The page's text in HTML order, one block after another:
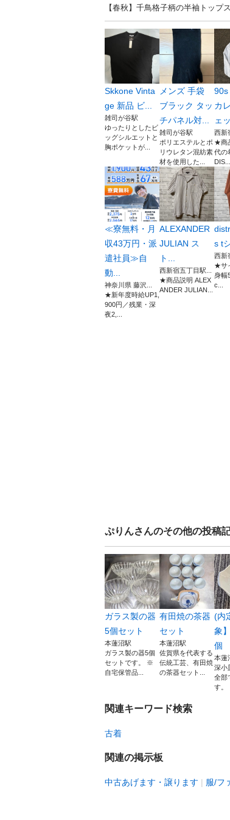
【春秋】千鳥格子柄の半袖トップ
Skkone Vinta
ge 新品 ビ...
雑司が谷駅
ゆったりとしたビ
ッグシルエットと
胸ポケットが...
メンズ 手袋
ブラック タッ
チパネル対...
雑司が谷駅
ポリエステルとポ
リウレタン混紡素
材を使用した...
90s
カ
ェッ
西新
★商
代の
DIS...
≪寮無料・月
収43万円・派
遣社員≫自
動...
神奈川県 藤沢...
★新年度時給UP1,
900円／残業・深
夜2,...
ALEXANDER
JULIAN ス
ト...
西新宿五丁目駅...
★商品説明 ALEX
ANDER JULIAN...
s tシ
西新
★サ
身幅
c...
ぷりんさんのその他の投稿
ガラス製の器
5個セット
本蓮沼駅
ガラス製の器5個
セットです。 ※
自宅保管品...
有田焼の茶器
セット
本蓮沼駅
佐賀県を代表する
伝統工芸、有田焼
の茶器セット...
(内
象
個
本蓮
深小
全部
す。
関連キーワード検索
古着
関連の掲示板
中古あげます・譲ります 服/フ